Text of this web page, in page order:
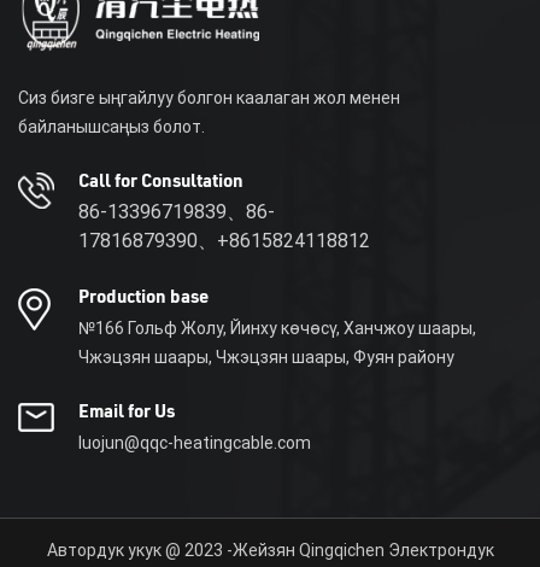
Сиз бизге ыңгайлуу болгон каалаган жол менен
байланышсаңыз болот.
Call for Consultation
86-13396719839、86-
17816879390、+8615824118812
Production base
№166 Гольф Жолу, Йинху көчөсү, Ханчжоу шаары,
Чжэцзян шаары, Чжэцзян шаары, Фуян району
Email for Us
luojun@qqc-heatingcable.com
Автордук укук @ 2023 -Жейзян Qingqichen Электрондук